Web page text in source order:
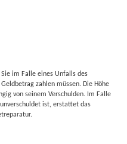
im Falle eines Unfalls des
zahlen müssen. Die Höhe
von seinem Verschulden. Im Falle
ist, erstattet das